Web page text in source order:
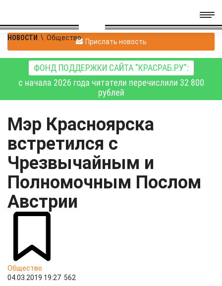
НОВОСТИ \ Общество Прислать новость
ФОНД ПОДДЕРЖКИ САЙТА "КРАСРАБ.РУ":
с начала 2026 года читатели перечислили 32 800
рублей
Мэр Красноярска
встретился с
Чрезвычайным и
Полномочным Послом
Австрии
Общество
04.03.2019 19:27 562